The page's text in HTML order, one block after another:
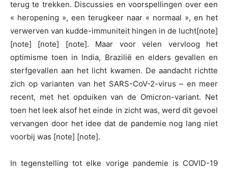
terug te trekken. Discussies en voorspellingen over een
« heropening », een terugkeer naar « normaal », en het
verwerven van kudde-immuniteit hingen in de lucht[note]
[note] [note] [note]. Maar voor velen vervloog het
optimisme toen in India, Brazilië en elders gevallen en
sterfgevallen aan het licht kwamen. De aandacht richtte
zich op varianten van het SARS-CoV-2-virus – en meer
recent, met het opduiken van de Omicron-variant. Net
toen het leek alsof het einde in zicht was, werd dit gevoel
vervangen door het idee dat de pandemie nog lang niet
voorbij was [note] [note].
In tegenstelling tot elke vorige pandemie is COVID-19